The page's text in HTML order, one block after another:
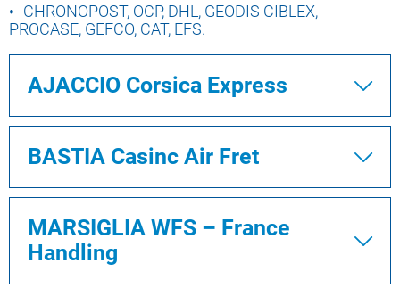
CHRONOPOST, OCP, DHL, GEODIS CIBLEX,
PROCASE, GEFCO, CAT, EFS.
AJACCIO Corsica Express
BASTIA Casinc Air Fret
MARSIGLIA WFS – France
Handling